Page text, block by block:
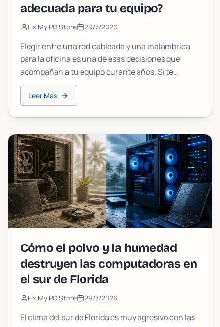
adecuada para tu equipo?
Fix My PC Store 29/7/2026
Elegir entre una red cableada y una inalámbrica
para la oficina es una de esas decisiones que
acompañan a tu equipo durante años. Si te
equivocas, tendrás que lidiar con zonas sin
cobertura, cargas lentas o un caos de cableado.
Leer Más
Cómo el polvo y la humedad
destruyen las computadoras en
el sur de Florida
Fix My PC Store 29/7/2026
El clima del sur de Florida es muy agresivo con las